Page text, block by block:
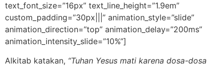
text_font_size=”16px” text_line_height=”1.9em”
custom_padding=”30px|||” animation_style=”slide”
animation_direction=”top” animation_delay=”200ms”
animation_intensity_slide=”10%”]
Alkitab katakan, “Tuhan Yesus mati karena dosa-dosa